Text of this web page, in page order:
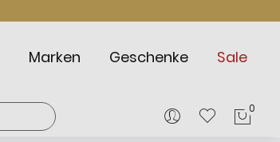
Marken Geschenke Sale
0